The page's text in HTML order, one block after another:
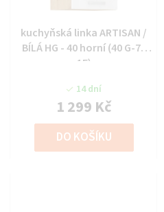
kuchyňská linka ARTISAN /
BÍLÁ HG - 40 horní (40 G-72
1F)
14 dní
1 299 Kč
DO KOŠÍKU